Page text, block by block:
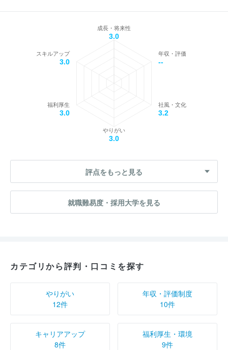
成長・将来性
3.0
年収・評価
--
社風・文化
3.2
やりがい
3.0
福利厚生
3.0
スキルアップ
3.0
評点をもっと見る
就職難易度・採用大学を見る
カテゴリから評判・口コミを探す
やりがい
12件
年収・評価制度
10件
キャリアアップ
8件
福利厚生・環境
9件